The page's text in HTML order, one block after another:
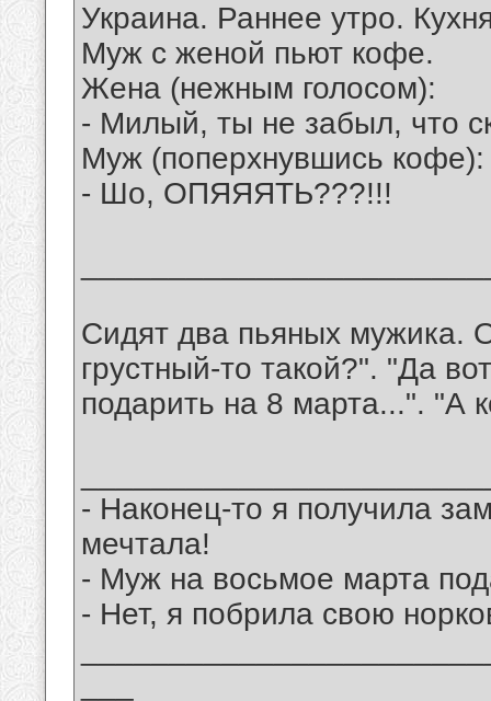
Украина. Раннее утро.
Муж с женой пьют кофе.
Жена (нежным голосом):
- Милый, ты не забыл, что
Муж (поперхнувшись кофе):
- Шо, ОПЯЯЯТЬ???!!!
Сидят два пьяных мужика.
грустный-то такой?". "Да
подарить на 8 марта...". "А
- Наконец-то я получила
мечтала!
- Муж на восьмое марта
- Нет, я побрила свою